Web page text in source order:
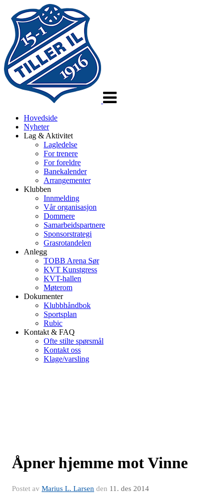
Hovedside
Nyheter
Lag & Aktivitet
Lagledelse
For trenere
For foreldre
Banekalender
Arrangementer
Klubben
Innmelding
Vår organisasjon
Dommere
Samarbeidspartnere
Sponsorstrategi
Grasrotandelen
Anlegg
TOBB Arena Sør
KVT Kunstgress
KVT-hallen
Møterom
Dokumenter
Klubbhåndbok
Sportsplan
Rubic
Kontakt & FAQ
Ofte stilte spørsmål
Kontakt oss
Klage/varsling
Åpner hjemme mot Vinne
Postet av Marius L. Larsen den 11. des 2014